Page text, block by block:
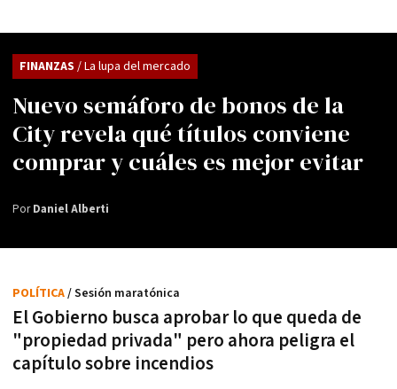
Nuevo semáforo de bonos de la
City revela qué títulos conviene
comprar y cuáles es mejor evitar
FINANZAS / La lupa del mercado
PorDaniel Alberti
El Gobierno busca aprobar lo que queda de
"propiedad privada" pero ahora peligra el
capítulo sobre incendios
POLÍTICA/ Sesión maratónica